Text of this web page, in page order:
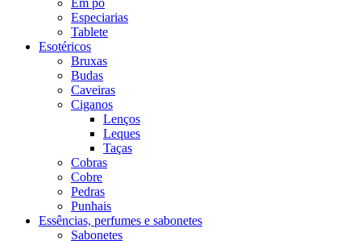
Em pó
Especiarias
Tablete
Esotéricos
Bruxas
Budas
Caveiras
Ciganos
Lenços
Leques
Taças
Cobras
Cobre
Pedras
Punhais
Essências, perfumes e sabonetes
Sabonetes